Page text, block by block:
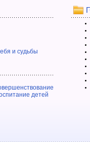
и судьбы
детей